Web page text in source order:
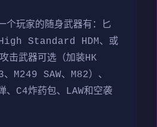
个玩家的随身武器有：匕
High Standard HDM、或
击武器可选（加装HK
、M249 SAW、M82）、
、C4炸药包、LAW和空袭